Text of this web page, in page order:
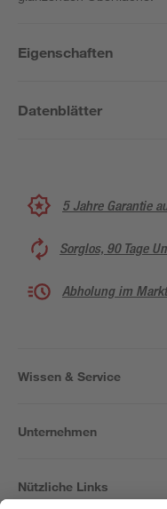
Eigenschaften
Datenblätter
5 Jahre Garantie
Sorglos, 90 Tage
Abholung im
Wissen & Service
Unternehmen
Nützliche Links